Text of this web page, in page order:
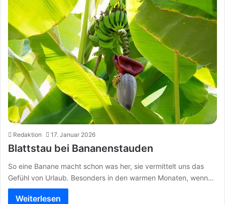
Redaktion 17. Januar 2026
Blattstau bei Bananenstauden
So eine Banane macht schon was her, sie vermittelt uns das
Gefühl von Urlaub. Besonders in den warmen Monaten, wenn…
Weiterlesen